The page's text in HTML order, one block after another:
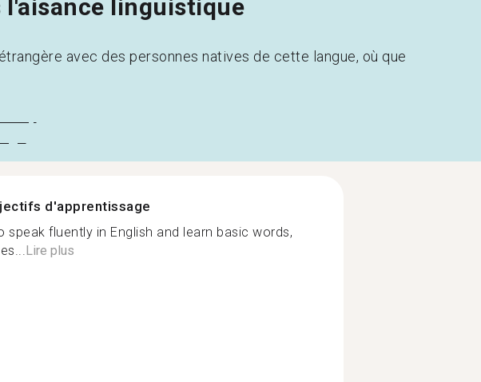
l'aisance linguistique
avec des personnes natives de cette langue, où que
d'apprentissage
speak fluently in English and learn basic words,
Lire plus